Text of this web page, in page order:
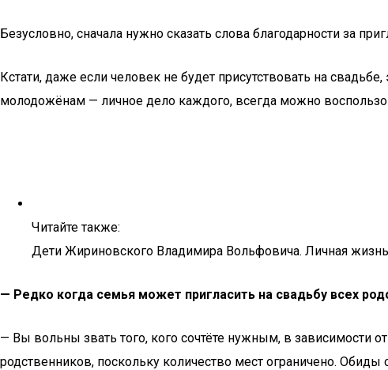
Безусловно, сначала нужно сказать слова благодарности за
Кстати, даже если человек не будет присутствовать на
молодожёнам — личное дело каждого, всегда можно
Читайте также:
Дети Жириновского Владимира Вольфовича. Личная
— Редко когда семья может пригласить на свадьбу всех
— Вы вольны звать того, кого сочтёте нужным, в зависимости
родственников, поскольку количество мест ограничено.